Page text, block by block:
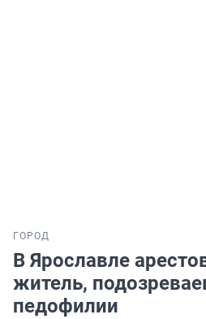
ГОРОД
В Ярославле
житель,
педофилии